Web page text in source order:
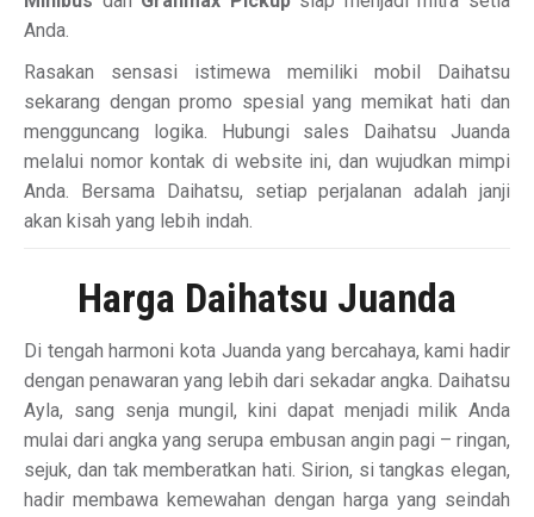
Anda.
Rasakan sensasi istimewa memiliki mobil Daihatsu
sekarang dengan promo spesial yang memikat hati dan
mengguncang logika. Hubungi sales Daihatsu Juanda
melalui nomor kontak di website ini, dan wujudkan mimpi
Anda. Bersama Daihatsu, setiap perjalanan adalah janji
akan kisah yang lebih indah.
Harga Daihatsu Juanda
Di tengah harmoni kota Juanda yang bercahaya, kami hadir
dengan penawaran yang lebih dari sekadar angka. Daihatsu
Ayla, sang senja mungil, kini dapat menjadi milik Anda
mulai dari angka yang serupa embusan angin pagi – ringan,
sejuk, dan tak memberatkan hati. Sirion, si tangkas elegan,
hadir membawa kemewahan dengan harga yang seindah